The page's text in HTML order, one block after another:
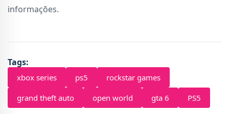
informações.
Tags:
xbox series ps5
rockstar games
grand theft auto
open world gta 6 PS5